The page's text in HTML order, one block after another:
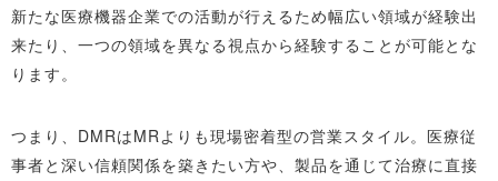
新たな医療機器企業での活動が行えるため幅広い領域が経験出
来たり、一つの領域を異なる視点から経験することが可能とな
ります。
つまり、DMRはMRよりも現場密着型の営業スタイル。医療従
事者と深い信頼関係を築きたい方や、製品を通じて治療に直接